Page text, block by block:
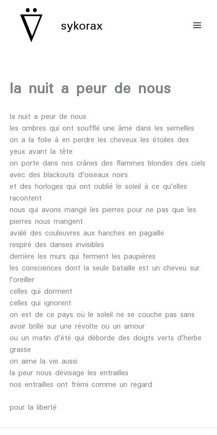
contenu sykorax
la nuit a peur de nous
la nuit a peur de nous
les ombres qui ont soufflé une âme dans les semelles
on a la folie à en perdre les cheveux les étoiles des
yeux avant la tête
on porte dans nos crânes des flammes blondes des ciels
avec des blackouts d’oiseaux noirs
et des horloges qui ont oublié le soleil à ce qu’elles
racontent
nous qui avons mangé les pierres pour ne pas que les
pierres nous mangent
avalé des couleuvres aux hanches en pagaille
respiré des danses invisibles
derrière les murs qui ferment les paupières
les consciences dont la seule bataille est un cheveu sur
l’oreiller
celles qui dorment
celles qui ignorent
on est de ce pays où le soleil ne se couche pas sans
avoir brillé sur une révolte ou un amour
ou un matin d’été qui déborde des doigts verts d’herbe
grasse
on aime la vie aussi
la peur nous dévisage les entrailles
nos entrailles ont frémi comme un regard
pour la liberté